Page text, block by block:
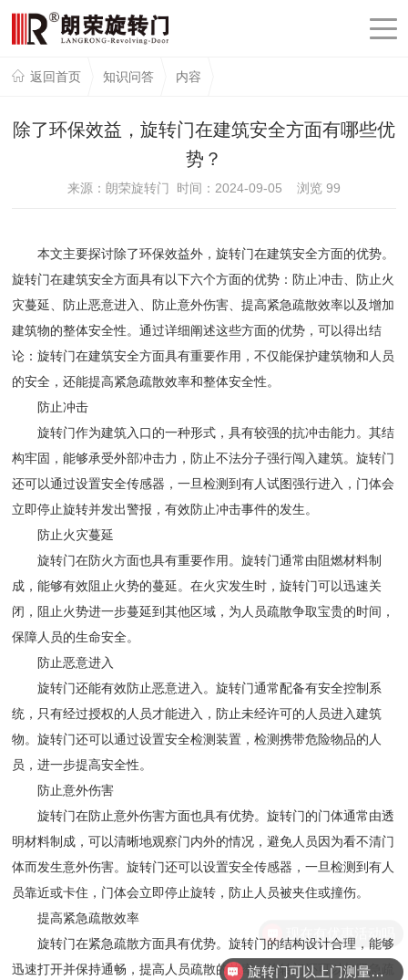
返回首页 知识问答 内容
除了环保效益，旋转门在建筑安全方面有哪些优
势？
来源：朗荣旋转门 时间：2024-09-05 浏览 99
本文主要探讨除了环保效益外，旋转门在建筑安全方面的优势。
旋转门在建筑安全方面具有以下六个方面的优势：防止冲击、防止火
灾蔓延、防止恶意进入、防止意外伤害、提高紧急疏散效率以及增加
建筑物的整体安全性。通过详细阐述这些方面的优势，可以得出结
论：旋转门在建筑安全方面具有重要作用，不仅能保护建筑物和人员
的安全，还能提高紧急疏散效率和整体安全性。
防止冲击
旋转门作为建筑入口的一种形式，具有较强的抗冲击能力。其结
构牢固，能够承受外部冲击力，防止不法分子强行闯入建筑。旋转门
还可以通过设置安全传感器，一旦检测到有人试图强行进入，门体会
立即停止旋转并发出警报，有效防止冲击事件的发生。
防止火灾蔓延
旋转门在防火方面也具有重要作用。旋转门通常由阻燃材料制
成，能够有效阻止火势的蔓延。在火灾发生时，旋转门可以迅速关
闭，阻止火势进一步蔓延到其他区域，为人员疏散争取宝贵的时间，
保障人员的生命安全。
防止恶意进入
旋转门还能有效防止恶意进入。旋转门通常配备有安全控制系
统，只有经过授权的人员才能进入，防止未经许可的人员进入建筑
物。旋转门还可以通过设置安全检测装置，检测携带危险物品的人
员，进一步提高安全性。
防止意外伤害
旋转门在防止意外伤害方面也具有优势。旋转门的门体通常由透
明材料制成，可以清晰地观察门内外的情况，避免人员因为看不清门
体而发生意外伤害。旋转门还可以设置安全传感器，一旦检测到有人
员靠近或卡住，门体会立即停止旋转，防止人员被夹住或撞伤。
提高紧急疏散效率
旋转门在紧急疏散方面具有优势。旋转门的结构设计合理，能够
迅速打开并保持通畅，提高人员疏散的效率。旋转门还可以与紧急疏
旋转门可以上门测量安装吗？